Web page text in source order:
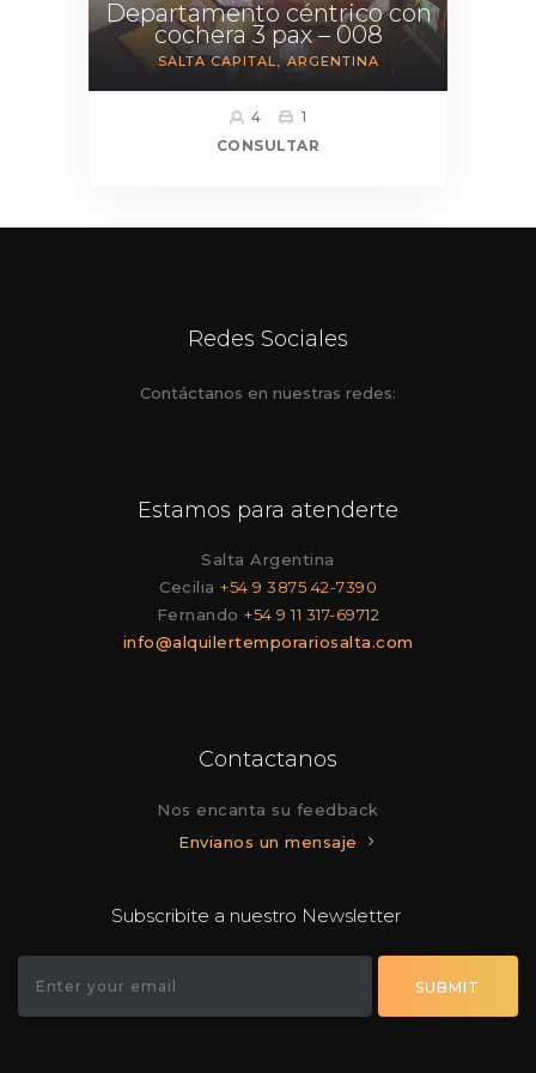
Departamento céntrico con
cochera 3 pax – 008
SALTA CAPITAL ARGENTINA
4
1
CONSULTAR
Redes Sociales
Contáctanos en nuestras redes:
Estamos para atenderte
Salta Argentina
Cecilia +54 9 3875 42-7390
Fernando+54 9 11 317-69712
info@alquilertemporariosalta.com
Contactanos
Nos encanta su feedback
Envianos un mensaje
Subscribite a nuestro Newsletter